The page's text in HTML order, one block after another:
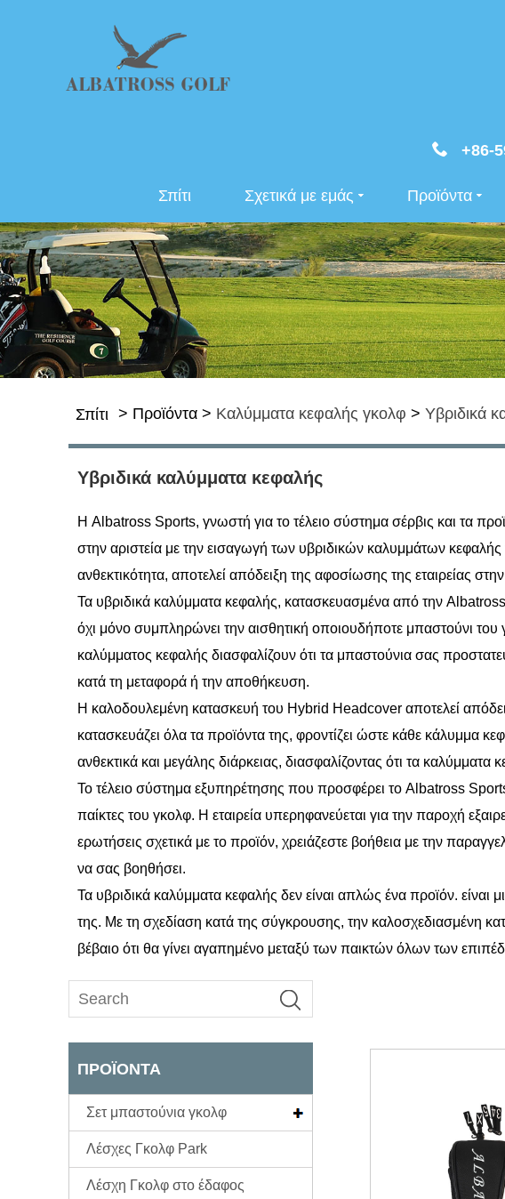
+86-
Σπίτι Σχετικά με εμάς Προϊόντα
Σπίτι > Προϊόντα > Καλύμματα κεφαλής γκολφ > Υβριδικά
Υβριδικά καλύμματα κεφαλής
Η Albatross Sports, γνωστή για το τέλειο σύστημα σέρβις και τα
στην αριστεία με την εισαγωγή των υβριδικών καλυμμάτων
ανθεκτικότητα, αποτελεί απόδειξη της αφοσίωσης της εταιρείας
Τα υβριδικά καλύμματα κεφαλής, κατασκευασμένα από την
όχι μόνο συμπληρώνει την αισθητική οποιουδήποτε μπαστούνι του
καλύμματος κεφαλής διασφαλίζουν ότι τα μπαστούνια σας
κατά τη μεταφορά ή την αποθήκευση.
Η καλοδουλεμένη κατασκευή του Hybrid Headcover αποτελεί
κατασκευάζει όλα τα προϊόντα της, φροντίζει ώστε κάθε κάλυμμα
ανθεκτικά και μεγάλης διάρκειας, διασφαλίζοντας ότι τα
Το τέλειο σύστημα εξυπηρέτησης που προσφέρει το Albatross
παίκτες του γκολφ. Η εταιρεία υπερηφανεύεται για την παροχή
ερωτήσεις σχετικά με το προϊόν, χρειάζεστε βοήθεια με την
να σας βοηθήσει.
Τα υβριδικά καλύμματα κεφαλής δεν είναι απλώς ένα προϊόν.
της. Με τη σχεδίαση κατά της σύγκρουσης, την καλοσχεδιασμένη
βέβαιο ότι θα γίνει αγαπημένο μεταξύ των παικτών όλων των
ΠΡΟΪΌΝΤΑ
Σετ μπαστούνια γκολφ
Λέσχες Γκολφ Park
Λέσχη Γκολφ στο έδαφος